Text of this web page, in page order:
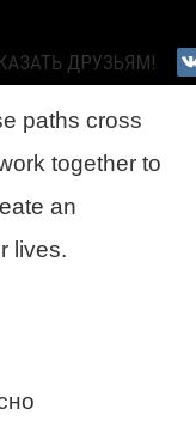
paths cross
together to
an
lives.